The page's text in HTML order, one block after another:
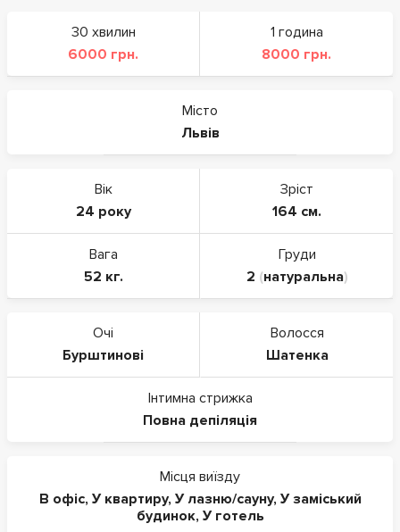
30 хвилин
6000 грн.
1 година
8000 грн.
Місто
Львів
Вік
24 року
Зріст
164 см.
Вага
52 кг.
Груди
2 (натуральна)
Очі
Бурштинові
Волосся
Шатенка
Інтимна стрижка
Повна депіляція
Місця виїзду
В офіс, У квартиру, У лазню/сауну, У заміський
будинок, У готель